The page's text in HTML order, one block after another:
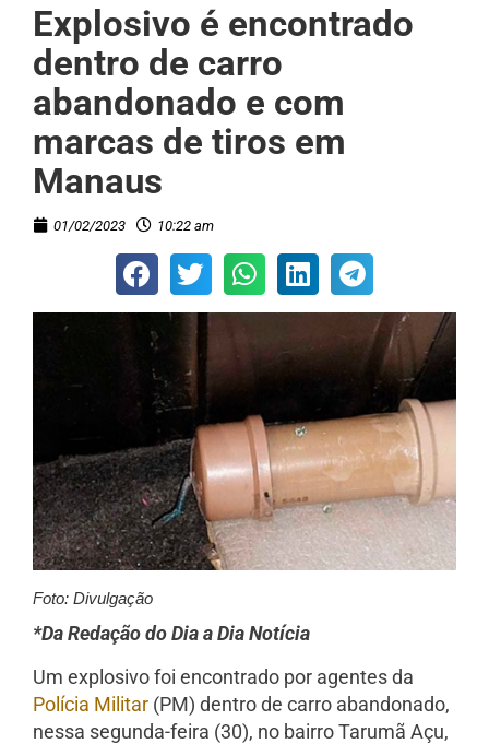
Explosivo é encontrado
dentro de carro
abandonado e com
marcas de tiros em
Manaus
01/02/2023 10:22 am
Foto: Divulgação
*Da Redação do Dia a Dia Notícia
Um explosivo foi encontrado por agentes da
Polícia Militar (PM) dentro de carro abandonado,
nessa segunda-feira (30), no bairro Tarumã Açu,